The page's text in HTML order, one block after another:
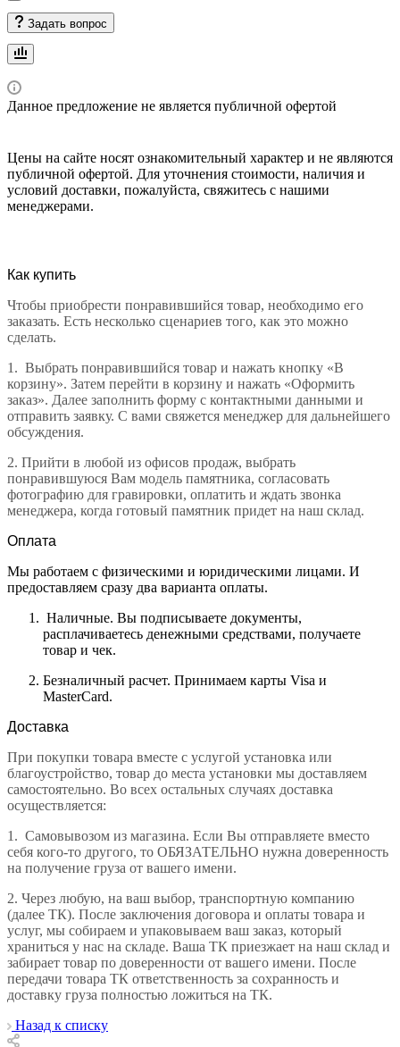
Задать вопрос
Данное предложение не является публичной офертой
Цены на сайте носят ознакомительный характер и не являются
публичной офертой. Для уточнения стоимости, наличия и
условий доставки, пожалуйста, свяжитесь с нашими
менеджерами.
Как купить
Чтобы приобрести понравившийся товар, необходимо его
заказать. Есть несколько сценариев того, как это можно
сделать.
1. Выбрать понравившийся товар и нажать кнопку «В
корзину». Затем перейти в корзину и нажать «Оформить
заказ». Далее заполнить форму с контактными данными и
отправить заявку. С вами свяжется менеджер для дальнейшего
обсуждения.
2. Прийти в любой из офисов продаж, выбрать
понравившуюся Вам модель памятника, согласовать
фотографию для гравировки, оплатить и ждать звонка
менеджера, когда готовый памятник придет на наш склад.
Оплата
Мы работаем с физическими и юридическими лицами. И
предоставляем сразу два варианта оплаты.
Наличные. Вы подписываете документы,
расплачиваетесь денежными средствами, получаете
товар и чек.
Безналичный расчет. Принимаем карты Visa и
MasterCard.
Доставка
При покупки товара вместе с услугой установка или
благоустройство, товар до места установки мы доставляем
самостоятельно. Во всех остальных случаях доставка
осуществляется:
1. Самовывозом из магазина. Если Вы отправляете вместо
себя кого-то другого, то ОБЯЗАТЕЛЬНО нужна доверенность
на получение груза от вашего имени.
2. Через любую, на ваш выбор, транспортную компанию
(далее ТК). После заключения договора и оплаты товара и
услуг, мы собираем и упаковываем ваш заказ, который
храниться у нас на складе. Ваша ТК приезжает на наш склад и
забирает товар по доверенности от вашего имени. После
передачи товара ТК ответственность за сохранность и
доставку груза полностью ложиться на ТК.
Назад к списку